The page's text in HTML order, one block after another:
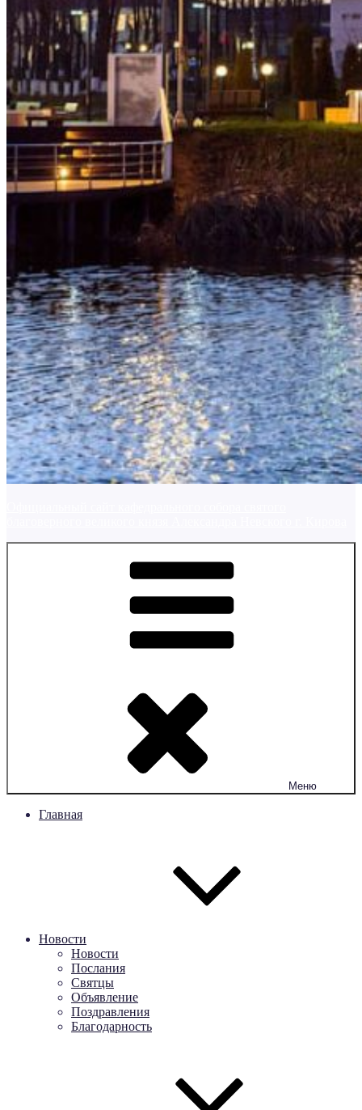
Меню
Главная
Новости
Новости
Послания
Святцы
Объявление
Поздравления
Благодарность